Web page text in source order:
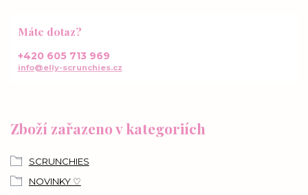
Zboží zařazeno v kategoriích
SCRUNCHIES
NOVINKY ♡
Máte dotaz?
+420 605 713 969
info@elly-scrunchies.cz